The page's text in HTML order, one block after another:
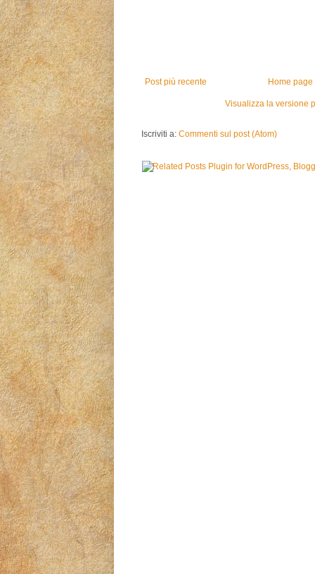
Post più recente Home page
Visualizza la versione
Iscriviti a:Commenti sul post (Atom)